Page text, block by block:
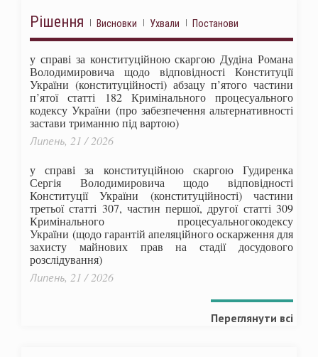
Рішення Висновки Ухвали Постанови
у справі за конституційною скаргою Дудіна Романа
Володимировича щодо відповідності Конституції
України (конституційності) абзацу п’ятого частини
п’ятої статті 182 Кримінального процесуального
кодексу України (про забезпечення альтернативності
застави триманню під вартою)
Липень, 21 / 2026
у справі за конституційною скаргою Гудиренка
Сергія Володимировича щодо відповідності
Конституції України (конституційності) частини
третьої статті 307, частин першої, другої статті 309
Кримінального процесуальногокодексу
України (щодо гарантій апеляційного оскарження для
захисту майнових прав на стадії досудового
розслідування)
Липень, 21 / 2026
Переглянути всі